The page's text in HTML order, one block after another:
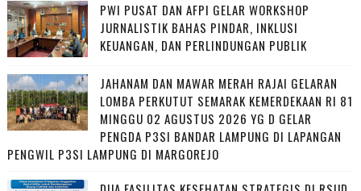
PWI PUSAT DAN AFPI GELAR WORKSHOP
JURNALISTIK BAHAS PINDAR, INKLUSI
KEUANGAN, DAN PERLINDUNGAN PUBLIK
JAHANAM DAN MAWAR MERAH RAJAI GELARAN
LOMBA PERKUTUT SEMARAK KEMERDEKAAN RI 81
MINGGU 02 AGUSTUS 2026 YG D GELAR
PENGDA P3SI BANDAR LAMPUNG DI LAPANGAN
PENGWIL P3SI LAMPUNG DI MARGOREJO